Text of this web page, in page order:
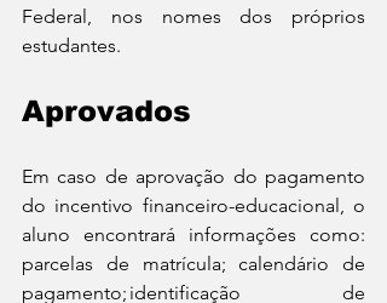
Federal, nos nomes dos próprios
estudantes.
Aprovados
Em caso de aprovação do pagamento
do incentivo financeiro-educacional, o
aluno encontrará informações como:
parcelas de matrícula; calendário de
pagamento; identificação de